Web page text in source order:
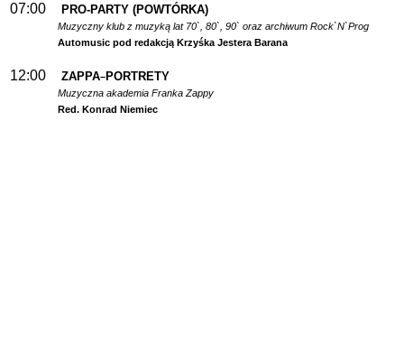
07:00 PRO-PARTY (POWTÓRKA)
Muzyczny klub z muzyką lat 70`, 80`, 90` oraz archiwum Rock`N`Prog
Automusic pod redakcją Krzyśka Jestera Barana
12:00 ZAPPA–PORTRETY
Muzyczna akademia Franka Zappy
Red. Konrad Niemiec